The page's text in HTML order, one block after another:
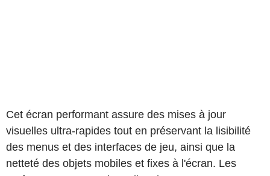
Cet écran performant assure des mises à jour
visuelles ultra-rapides tout en préservant la lisibilité
des menus et des interfaces de jeu, ainsi que la
netteté des objets mobiles et fixes à l'écran. Les